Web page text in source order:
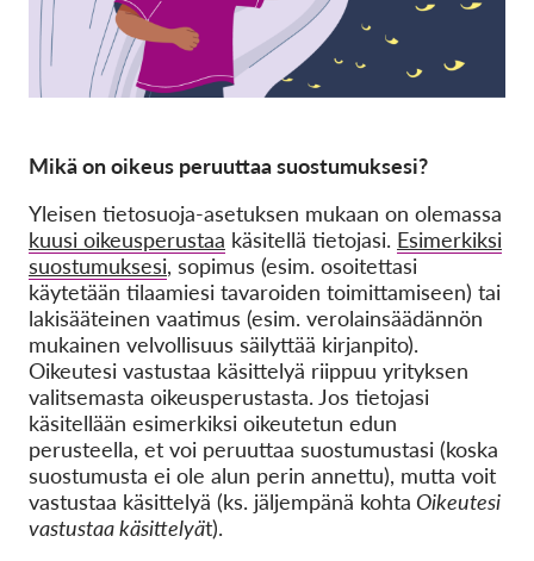
Tax deductability
Jäsenten login
Tiimi
Vuosikertomukset
Usein kysyttyä
Rekry
Edustajakanne
OnionShare
Media
Yhteystiedot
GDPRhub
Mikä on oikeus peruuttaa suostumuksesi?
Yleisen tietosuoja-asetuksen mukaan on olemassa
kuusi oikeusperustaa käsitellä tietojasi. Esimerkiksi
suostumuksesi, sopimus (esim. osoitettasi
käytetään tilaamiesi tavaroiden toimittamiseen) tai
lakisääteinen vaatimus (esim. verolainsäädännön
mukainen velvollisuus säilyttää kirjanpito).
Oikeutesi vastustaa käsittelyä riippuu yrityksen
valitsemasta oikeusperustasta. Jos tietojasi
käsitellään esimerkiksi oikeutetun edun
perusteella, et voi peruuttaa suostumustasi (koska
suostumusta ei ole alun perin annettu), mutta voit
vastustaa käsittelyä (ks. jäljempänä kohta Oikeutesi
vastustaa käsittelyät).